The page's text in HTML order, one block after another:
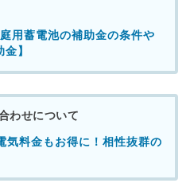
用蓄電池の補助金の条件や
】
わせについて
気料金もお得に！相性抜群の